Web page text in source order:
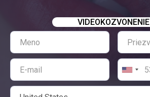
VIDEOKOZVONENIE